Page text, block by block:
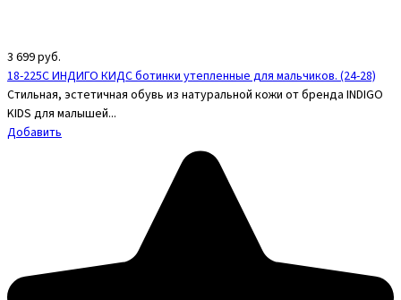
3 699руб.
18-225C ИНДИГО КИДС ботинки утепленные для мальчиков. (24-28)
Стильная, эстетичная обувь из натуральной кожи от бренда INDIGO
KIDS для малышей...
Добавить